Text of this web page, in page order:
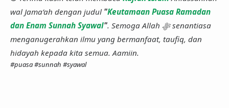
wal Jama’ah dengan judul "Keutamaan Puasa Ramadan
dan Enam Sunnah Syawal". Semoga Allah ﷻ senantiasa
menganugerahkan ilmu yang bermanfaat, taufiq, dan
hidayah kepada kita semua. Aamiin.
#puasa#sunnah #syawal